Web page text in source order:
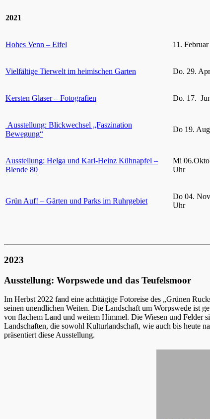
2021
Hohes Venn – Eifel 11. Februar
Vielfältige Tierwelt im heimischen Garten Do. 29.
Kersten Glaser – Fotografien Do. 17.
Ausstellung: Blickwechsel „Faszination
Bewegung“
Do 19.
Ausstellung: Helga und Karl-Heinz Kühnapfel –
Blende 80
Mi
Uhr
Grün Auf! – Gärten und Parks im Ruhrgebiet
Do 04.
Uhr
2023
Ausstellung: Worpswede und das Teufelsmoor
Im Herbst 2022 fand eine achttägige Fotoreise des „Grünen
seinen unendlichen Weiten. Die Landschaft um Worpswede ist
von flachem Land und weitem Himmel. Die Wiesen und Felder
Landschaften, die sowohl Kulturlandschaft, wie auch bis heute
präsentiert diese Ausstellung.